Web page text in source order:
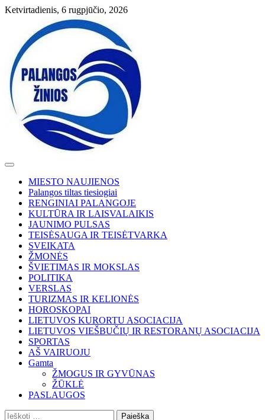
Skip
Ketvirtadienis, 6 rugpjūčio, 2026
MIESTO NAUJIENOS
Palangos tiltas tiesiogiai
RENGINIAI PALANGOJE
KULTŪRA IR LAISVALAIKIS
JAUNIMO PULSAS
TEISĖSAUGA IR TEISĖTVARKA
SVEIKATA
ŽMONĖS
ŠVIETIMAS IR MOKSLAS
POLITIKA
VERSLAS
TURIZMAS IR KELIONĖS
HOROSKOPAI
LIETUVOS KURORTU ASOCIACIJA
LIETUVOS VIEŠBUČIŲ IR RESTORANŲ ASOCIACIJA
SPORTAS
AŠ VAIRUOJU
Gamta
ŽMOGUS IR GYVŪNAS
ŽŪKLĖ
PASLAUGOS
Ieškoti: